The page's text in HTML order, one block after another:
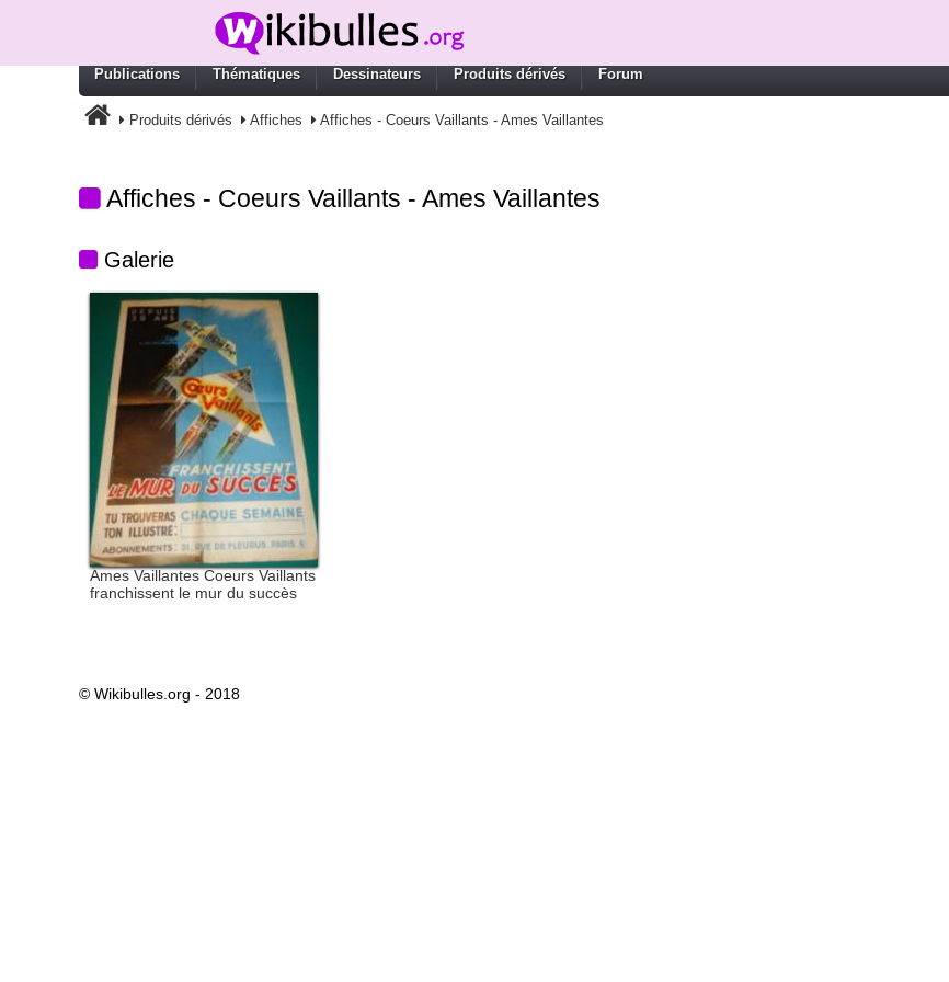
Publications Thématiques Dessinateurs Produits dérivés Forum
Produits dérivés Affiches Affiches - Coeurs Vaillants - Ames Vaillantes
Affiches - Coeurs Vaillants - Ames Vaillantes
Galerie
Ames Vaillantes Coeurs Vaillants
franchissent le mur du succès
© Wikibulles.org - 2018